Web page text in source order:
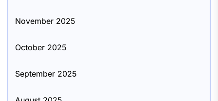
November 2025
October 2025
September 2025